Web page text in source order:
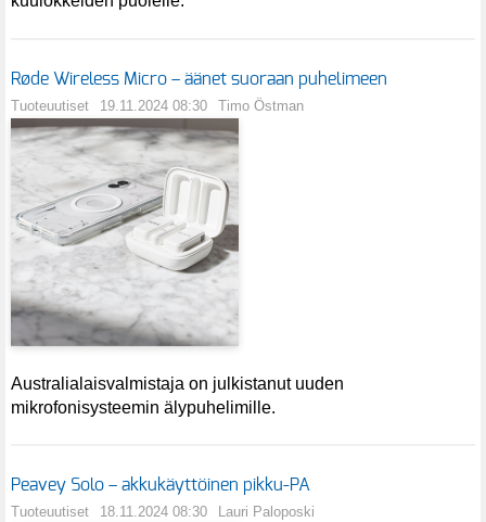
Røde Wireless Micro – äänet suoraan puhelimeen
Tuoteuutiset 19.11.2024 08:30 Timo Östman
Australialaisvalmistaja on julkistanut uuden
mikrofonisysteemin älypuhelimille.
Peavey Solo – akkukäyttöinen pikku-PA
Tuoteuutiset 18.11.2024 08:30 Lauri Paloposki